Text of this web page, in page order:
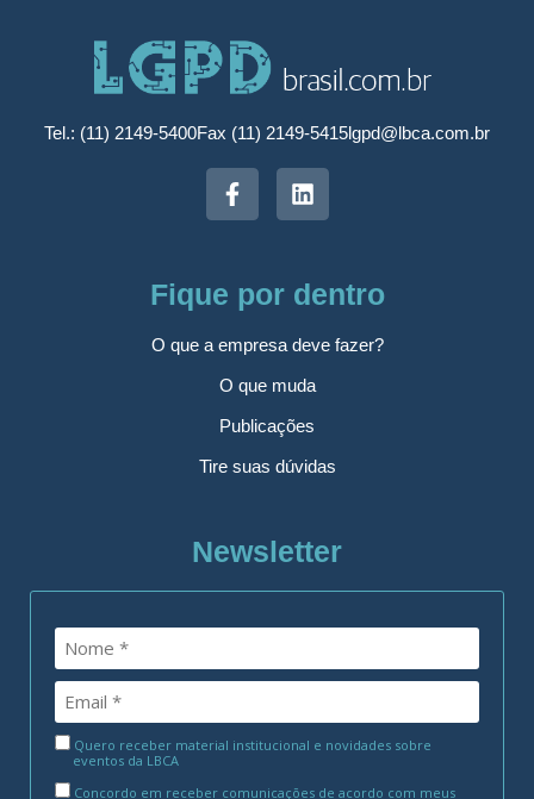
Tel.: (11) 2149-5400Fax (11) 2149-5415lgpd@lbca.com.br
Fique por dentro
O que a empresa deve fazer?
O que muda
Publicações
Tire suas dúvidas
Newsletter
Quero receber material institucional e novidades sobre
eventos da LBCA
Concordo em receber comunicações de acordo com meus